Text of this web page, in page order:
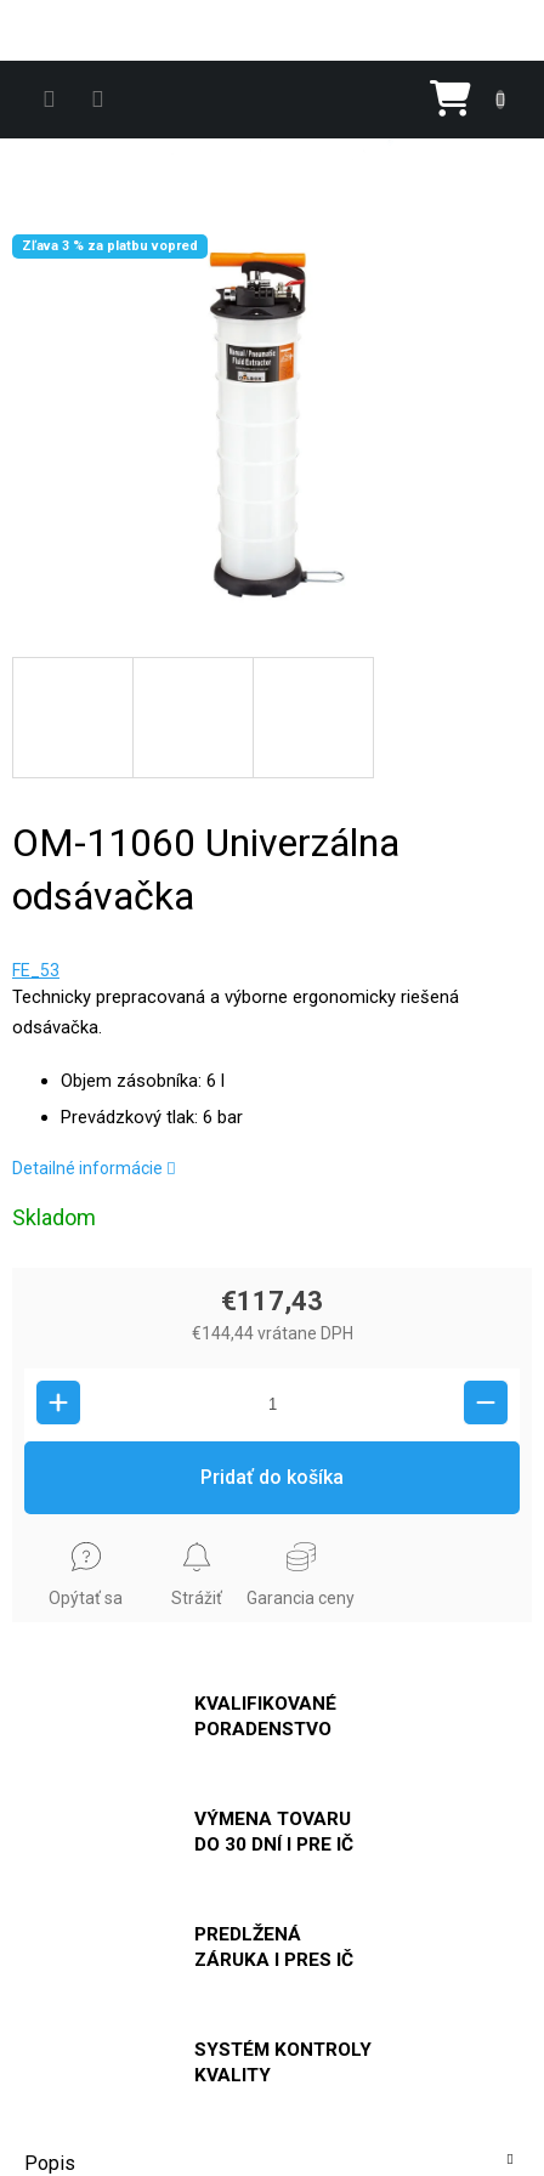
Zľava 3 % za platbu vopred
OM-11060 Univerzálna
odsávačka
FE_53
Technicky prepracovaná a výborne ergonomicky riešená
odsávačka.
Objem zásobníka: 6 l
Prevádzkový tlak: 6 bar
Detailné informácie
Skladom
€117,43
€144,44 vrátane DPH
Pridať do košíka
Opýtať sa Strážiť Garancia ceny
KVALIFIKOVANÉ
PORADENSTVO
VÝMENA TOVARU
DO 30 DNÍ I PRE IČ
PREDLŽENÁ
ZÁRUKA I PRES IČ
SYSTÉM KONTROLY
KVALITY
Popis